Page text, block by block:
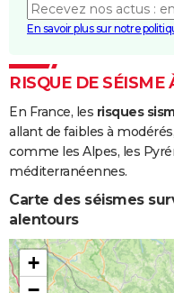
En savoir plus sur notre
RISQUE DE SÉISME
En France, les risques
allant de faibles à
comme les Alpes, les
méditerranéennes.
Carte des séismes
alentours
+